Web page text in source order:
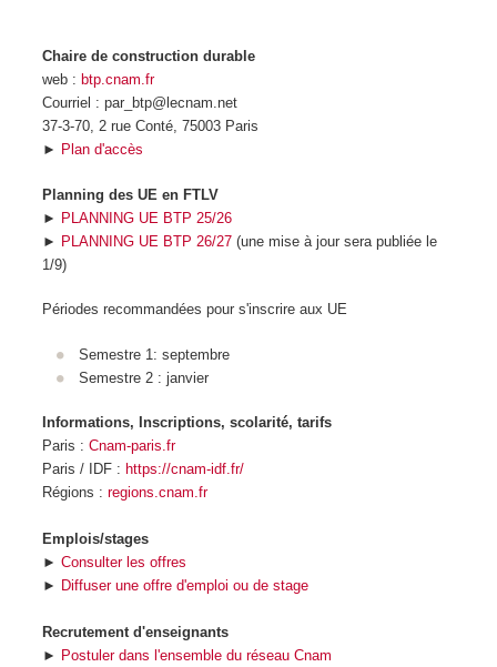
Chaire de construction durable
web : btp.cnam.fr
Courriel : par_btp@lecnam.net
37-3-70, 2 rue Conté, 75003 Paris
► Plan d'accès
Planning des UE en FTLV
► PLANNING UE BTP 25/26
► PLANNING UE BTP 26/27 (une mise à jour sera publiée le
1/9)
Périodes recommandées pour s'inscrire aux UE
Semestre 1: septembre
Semestre 2 : janvier
Informations, Inscriptions, scolarité, tarifs
Paris : Cnam-paris.fr
Paris / IDF : https://cnam-idf.fr/
Régions : regions.cnam.fr
Emplois/stages
► Consulter les offres
► Diffuser une offre d'emploi ou de stage
Recrutement d'enseignants
► Postuler dans l'ensemble du réseau Cnam